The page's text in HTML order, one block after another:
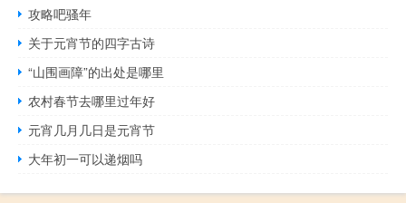
攻略吧骚年
关于元宵节的四字古诗
“山围画障”的出处是哪里
农村春节去哪里过年好
元宵几月几日是元宵节
大年初一可以递烟吗